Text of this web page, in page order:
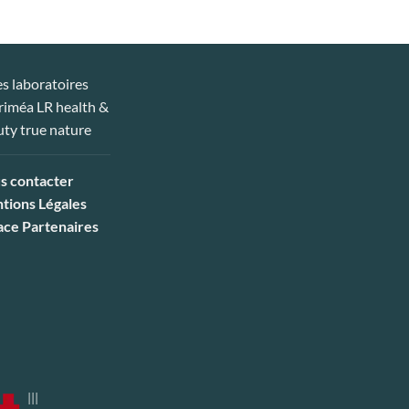
contacter
Légales
Partenaires
|||